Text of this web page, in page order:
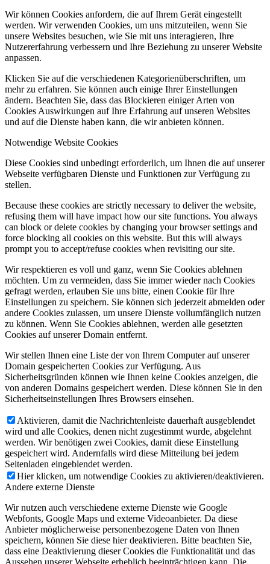
Wir können Cookies anfordern, die auf Ihrem Gerät eingestellt
werden. Wir verwenden Cookies, um uns mitzuteilen, wenn Sie
unsere Websites besuchen, wie Sie mit uns interagieren, Ihre
Nutzererfahrung verbessern und Ihre Beziehung zu unserer Website
anpassen.
Klicken Sie auf die verschiedenen Kategorienüberschriften, um
mehr zu erfahren. Sie können auch einige Ihrer Einstellungen
ändern. Beachten Sie, dass das Blockieren einiger Arten von
Cookies Auswirkungen auf Ihre Erfahrung auf unseren Websites
und auf die Dienste haben kann, die wir anbieten können.
Notwendige Website Cookies
Diese Cookies sind unbedingt erforderlich, um Ihnen die auf unserer
Webseite verfügbaren Dienste und Funktionen zur Verfügung zu
stellen.
Because these cookies are strictly necessary to deliver the website,
refusing them will have impact how our site functions. You always
can block or delete cookies by changing your browser settings and
force blocking all cookies on this website. But this will always
prompt you to accept/refuse cookies when revisiting our site.
Wir respektieren es voll und ganz, wenn Sie Cookies ablehnen
möchten. Um zu vermeiden, dass Sie immer wieder nach Cookies
gefragt werden, erlauben Sie uns bitte, einen Cookie für Ihre
Einstellungen zu speichern. Sie können sich jederzeit abmelden oder
andere Cookies zulassen, um unsere Dienste vollumfänglich nutzen
zu können. Wenn Sie Cookies ablehnen, werden alle gesetzten
Cookies auf unserer Domain entfernt.
Wir stellen Ihnen eine Liste der von Ihrem Computer auf unserer
Domain gespeicherten Cookies zur Verfügung. Aus
Sicherheitsgründen können wie Ihnen keine Cookies anzeigen, die
von anderen Domains gespeichert werden. Diese können Sie in den
Sicherheitseinstellungen Ihres Browsers einsehen.
Aktivieren, damit die Nachrichtenleiste dauerhaft ausgeblendet
wird und alle Cookies, denen nicht zugestimmt wurde, abgelehnt
werden. Wir benötigen zwei Cookies, damit diese Einstellung
gespeichert wird. Andernfalls wird diese Mitteilung bei jedem
Seitenladen eingeblendet werden.
Hier klicken, um notwendige Cookies zu aktivieren/deaktivieren.
Andere externe Dienste
Wir nutzen auch verschiedene externe Dienste wie Google
Webfonts, Google Maps und externe Videoanbieter. Da diese
Anbieter möglicherweise personenbezogene Daten von Ihnen
speichern, können Sie diese hier deaktivieren. Bitte beachten Sie,
dass eine Deaktivierung dieser Cookies die Funktionalität und das